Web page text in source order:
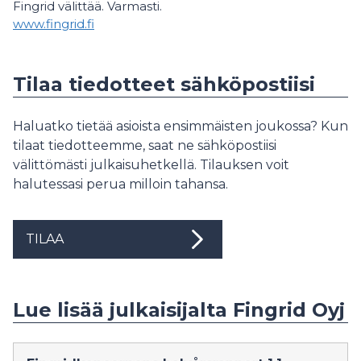
Fingrid välittää. Varmasti.
www.fingrid.fi
Tilaa tiedotteet sähköpostiisi
Haluatko tietää asioista ensimmäisten joukossa? Kun
tilaat tiedotteemme, saat ne sähköpostiisi
välittömästi julkaisuhetkellä. Tilauksen voit
halutessasi perua milloin tahansa.
TILAA
Lue lisää julkaisijalta Fingrid Oyj